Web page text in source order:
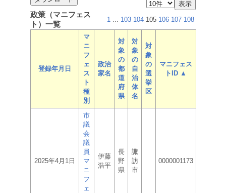
政策（マニフェス
ト）一覧
1 ... 103 104 105 106 107 108
登録年月日
マ
ニ
フ
ェ
ス
ト
種
別
政治
家名
対
象
の
都
道
府
県
対
象
の
自
治
体
名
対
象
の
選
挙
区
マニフェス
トID ▲
2025年4月1日
市
議
会
議
員
マ
ニ
フ
ェ
伊藤
浩平
長
野
県
諏
訪
市
0000001173